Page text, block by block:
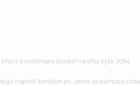
s kondómami (podiel na trhu vyše 30%)
naplniť kondóm pri „teste prasknutia